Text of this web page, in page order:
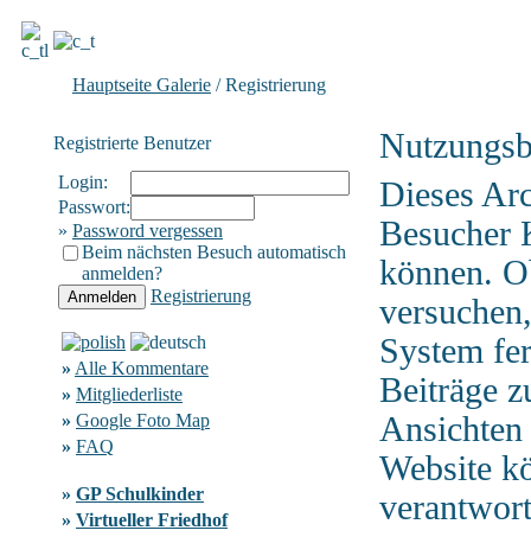
Hauptseite Galerie / Registrierung
Registrierte Benutzer
Login:
Passwort:
» Password vergessen
Beim nächsten Besuch automatisch
anmelden?
Registrierung
» Alle Kommentare
» Mitgliederliste
» Google Foto Map
» FAQ
» GP Schulkinder
» Virtueller Friedhof
Dieses
Besucher
können.
System
Beiträge
Website